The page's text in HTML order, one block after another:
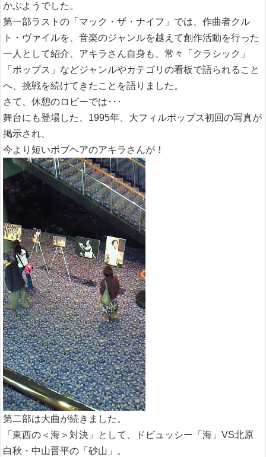
かぶようでした。
第一部ラストの「マック・ザ・ナイフ」では、作曲者クル
ト・ヴァイルを、音楽のジャンルを越えて創作活動を行った
一人として紹介、アキラさん自身も、常々「クラシック」
「ポップス」などジャンルやカテゴリの看板で語られること
へ、挑戦を続けてきたことを語りました。
さて、休憩のロビーでは･･･
舞台にも登場した、1995年、大フィルポップス初回の写真が
掲示され、
今より短いボブヘアのアキラさんが！
第二部は大曲が続きました。
「東西の＜海＞対決」として、ドビュッシー「海」VS北原
白秋・中山晋平の「砂山」。